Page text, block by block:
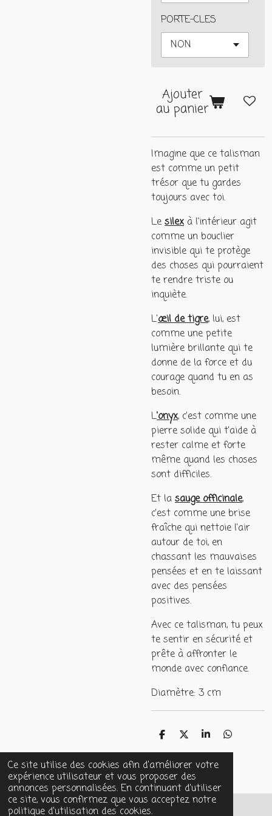
Ce site utilise des cookies afin d’améliorer votre
expérience utilisateur et vous proposer des
annonces personnalisées. En continuant d'utiliser
ce site, vous confirmez que vous acceptez notre
politique d’utilisation des cookies.
PORTE-CLES
Ajouter
au panier
Imagine que ce talisman
est comme un petit
trésor que tu gardes
toujours avec toi.
Le silex à l'intérieur agit
comme un bouclier
invisible qui te protège
des choses qui pourraient
te rendre triste ou
inquiète.
L'œil de tigre, lui, est
comme une petite
lumière brillante qui te
donne de la force et du
courage quand tu en as
besoin.
L'onyx, c'est comme une
pierre solide qui t'aide à
rester calme et forte
même quand les choses
sont difficiles.
Et la sauge officinale,
c'est comme une brise
fraîche qui nettoie l'air
autour de toi, en
chassant les mauvaises
pensées et en te laissant
avec des pensées
positives.
Avec ce talisman, tu peux
te sentir en sécurité et
prête à affronter le
monde avec confiance.
Diamètre: 3 cm
P
t
a
g
e
r
P
t
a
g
e
r
P
t
g
e
r
P